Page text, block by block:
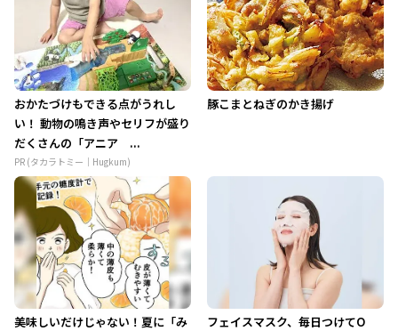
おかたづけもできる点がうれし
い！ 動物の鳴き声やセリフが盛り
だくさんの「アニア ...
PR (タカラトミー｜Hugkum)
豚こまとねぎのかき揚げ
美味しいだけじゃない！夏に「み
フェイスマスク、毎日つけてO